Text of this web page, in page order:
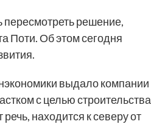
пересмотреть решение,
Поти. Об этом сегодня
выдало компании
с целью строительства
находится к северу от